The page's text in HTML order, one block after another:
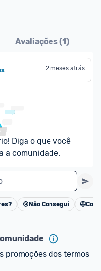
Avaliações (1)
2 meses atrás
Diga o que você
a comunidade.
Cancelar
😢 Não Consegui 🤩
promoções dos termos